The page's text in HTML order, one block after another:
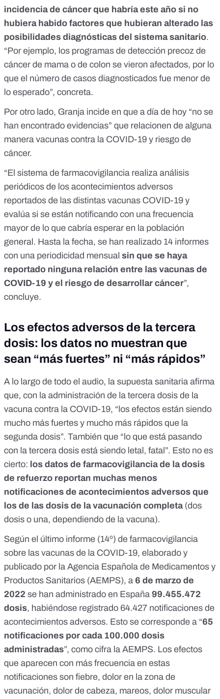
incidencia de cáncer que habría este año si no
hubiera habido factores que hubieran alterado las
posibilidades diagnósticas del sistema sanitario.
“Por ejemplo, los programas de detección precoz de
cáncer de mama o de colon se vieron afectados, por lo
que el número de casos diagnosticados fue menor de
lo esperado”, concreta.
Por otro lado, Granja incide en que a día de hoy “no se
han encontrado evidencias” que relacionen de alguna
manera vacunas contra la COVID-19 y riesgo de
cáncer.
“El sistema de farmacovigilancia realiza análisis
periódicos de los acontecimientos adversos
reportados de las distintas vacunas COVID-19 y
evalúa si se están notificando con una frecuencia
mayor de lo que cabría esperar en la población
general. Hasta la fecha, se han realizado 14 informes
con una periodicidad mensual sin que se haya
reportado ninguna relación entre las vacunas de
COVID-19 y el riesgo de desarrollar cáncer”,
concluye.
Los efectos adversos de la tercera
dosis: los datos no muestran que
sean “más fuertes” ni “más rápidos”
A lo largo de todo el audio, la supuesta sanitaria afirma
que, con la administración de la tercera dosis de la
vacuna contra la COVID-19, “los efectos están siendo
mucho más fuertes y mucho más rápidos que la
segunda dosis”. También que “lo que está pasando
con la tercera dosis está siendo letal, fatal”. Esto no es
cierto: los datos de farmacovigilancia de la dosis
de refuerzo reportan muchas menos
notificaciones de acontecimientos adversos que
los de las dosis de la vacunación completa(dos
dosis o una, dependiendo de la vacuna).
Según el último informe (14º) de farmacovigilancia
sobre las vacunas de la COVID-19, elaborado y
publicado por la Agencia Española de Medicamentos y
Productos Sanitarios (AEMPS), a 6 de marzo de
2022 se han administrado en España 99.455.472
dosis, habiéndose registrado 64.427 notificaciones de
acontecimientos adversos. Esto se corresponde a “65
notificaciones por cada 100.000 dosis
administradas”, como cifra la AEMPS. Los efectos
que aparecen con más frecuencia en estas
notificaciones son fiebre, dolor en la zona de
vacunación, dolor de cabeza, mareos, dolor muscular